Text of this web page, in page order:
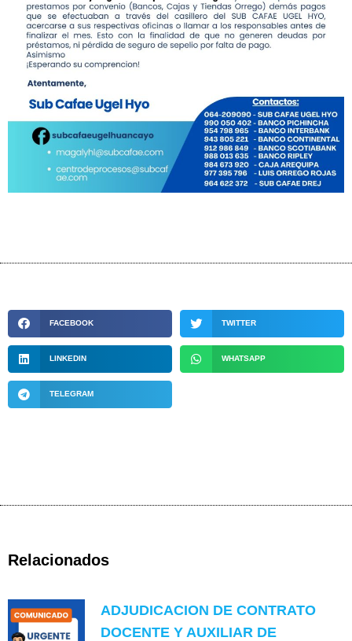
FACEBOOK TWITTER
LINKEDIN WHATSAPP
TELEGRAM
Relacionados
ADJUDICACION DE CONTRATO
DOCENTE Y AUXILIAR DE